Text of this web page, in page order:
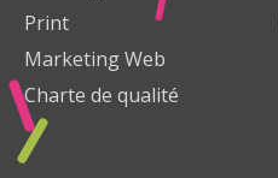
Print
Marketing Web
Charte de qualité